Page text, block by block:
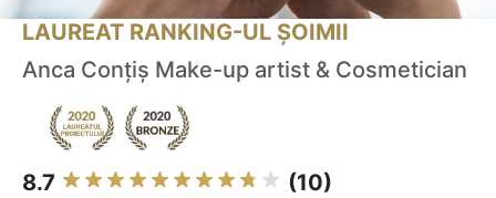
LAUREAT RANKING-UL ȘOIMII
Anca Conțiș Make-up artist & Cosmetician
8.7 (10)